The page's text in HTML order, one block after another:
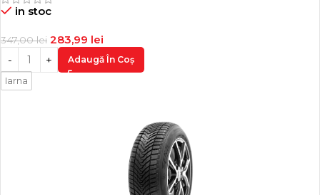
in stoc
347,00lei 283,99 lei
Adaugă În Coș
Iarna